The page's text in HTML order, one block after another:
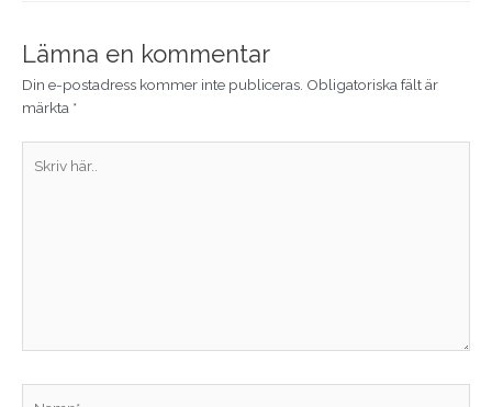
Lämna en kommentar
Din e-postadress kommer inte publiceras. Obligatoriska fält är
märkta *
här..